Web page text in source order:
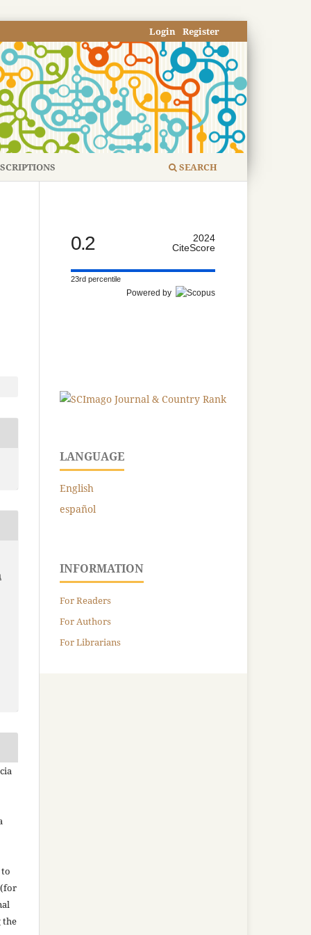
SEARCH
Register
Login
the
0.2
2024
CiteScore
23rd percentile
Powered by
LANGUAGE
English
español
INFORMATION
For Readers
For Authors
For Librarians